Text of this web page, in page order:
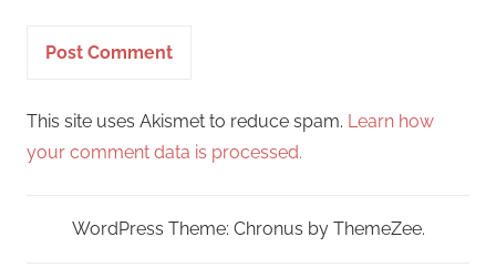
This site uses Akismet to reduce spam. Learn how
your comment data is processed.
WordPress Theme: Chronus by ThemeZee.